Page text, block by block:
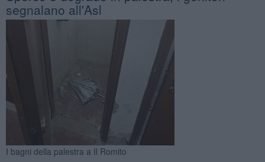
segnalano all'Asl
I bagni della palestra a Il Romito